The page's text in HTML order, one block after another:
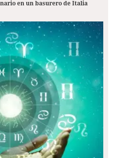
en un basurero de Italia